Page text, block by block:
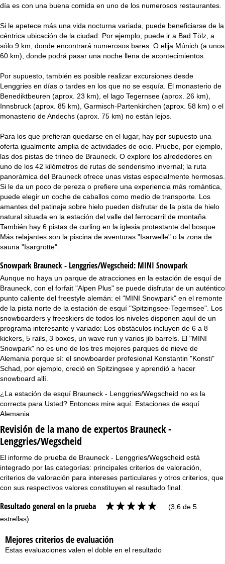
día es con una buena comida en uno de los numerosos restaurantes.
Si le apetece más una vida nocturna variada, puede beneficiarse de la
céntrica ubicación de la ciudad. Por ejemplo, puede ir a Bad Tölz, a
sólo 9 km, donde encontrará numerosos bares. O elija Múnich (a unos
60 km), donde podrá pasar una noche llena de acontecimientos.
Por supuesto, también es posible realizar excursiones desde
Lenggries en días o tardes en los que no se esquía. El monasterio de
Benediktbeuren (aprox. 23 km), el lago Tegernsee (aprox. 26 km),
Innsbruck (aprox. 85 km), Garmisch-Partenkirchen (aprox. 58 km) o el
monasterio de Andechs (aprox. 75 km) no están lejos.
Para los que prefieran quedarse en el lugar, hay por supuesto una
oferta igualmente amplia de actividades de ocio. Pruebe, por ejemplo,
las dos pistas de trineo de Brauneck. O explore los alrededores en
uno de los 42 kilómetros de rutas de senderismo invernal; la ruta
panorámica del Brauneck ofrece unas vistas especialmente hermosas.
Si le da un poco de pereza o prefiere una experiencia más romántica,
puede elegir un coche de caballos como medio de transporte. Los
amantes del patinaje sobre hielo pueden disfrutar de la pista de hielo
natural situada en la estación del valle del ferrocarril de montaña.
También hay 6 pistas de curling en la iglesia protestante del bosque.
Más relajantes son la piscina de aventuras "Isarwelle" o la zona de
sauna "Isargrotte".
Snowpark Brauneck - Lenggries/Wegscheid: MINI Snowpark
Aunque no haya un parque de atracciones en la estación de esquí de
Brauneck, con el forfait "Alpen Plus" se puede disfrutar de un auténtico
punto caliente del freestyle alemán: el "MINI Snowpark" en el remonte
de la pista norte de la estación de esquí "Spitzingsee-Tegernsee". Los
snowboarders y freeskiers de todos los niveles disponen aquí de un
programa interesante y variado: Los obstáculos incluyen de 6 a 8
kickers, 5 rails, 3 boxes, un wave run y varios jib barrels. El "MINI
Snowpark" no es uno de los tres mejores parques de nieve de
Alemania porque sí: el snowboarder profesional Konstantin "Konsti"
Schad, por ejemplo, creció en Spitzingsee y aprendió a hacer
snowboard allí.
¿La estación de esquí Brauneck - Lenggries/Wegscheid no es la
correcta para Usted? Entonces mire aquí: Estaciones de esquí
Alemania
Revisión de la mano de expertos Brauneck -
Lenggries/Wegscheid
El informe de prueba de Brauneck - Lenggries/Wegscheid está
integrado por las categorías: principales criterios de valoración,
criterios de valoración para intereses particulares y otros criterios, que
con sus respectivos valores constituyen el resultado final.
Resultado general en la prueba
(3,6 de 5
estrellas)
Mejores criterios de evaluación
Estas evaluaciones valen el doble en el resultado